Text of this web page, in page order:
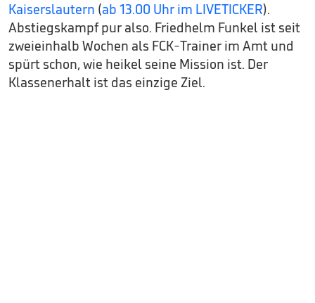
Kaiserslautern (ab 13.00 Uhr im LIVETICKER).
Abstiegskampf pur also. Friedhelm Funkel ist seit
zweieinhalb Wochen als FCK-Trainer im Amt und
spürt schon, wie heikel seine Mission ist. Der
Klassenerhalt ist das einzige Ziel.